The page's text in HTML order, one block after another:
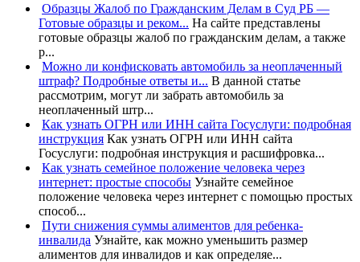
Образцы Жалоб по Гражданским Делам в Суд РБ —
Готовые образцы и реком... На сайте представлены
готовые образцы жалоб по гражданским делам, а также
р...
Можно ли конфисковать автомобиль за неоплаченный
штраф? Подробные ответы и... В данной статье
рассмотрим, могут ли забрать автомобиль за
неоплаченный штр...
Как узнать ОГРН или ИНН сайта Госуслуги: подробная
инструкция Как узнать ОГРН или ИНН сайта
Госуслуги: подробная инструкция и расшифровка...
Как узнать семейное положение человека через
интернет: простые способы Узнайте семейное
положение человека через интернет с помощью простых
способ...
Пути снижения суммы алиментов для ребенка-
инвалида Узнайте, как можно уменьшить размер
алиментов для инвалидов и как определяе...